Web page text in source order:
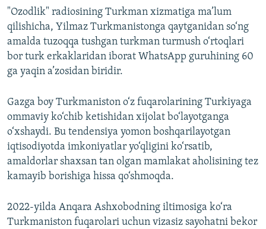
"Ozodlik" radiosining Turkman xizmatiga ma’lum
qilishicha, Yilmaz Turkmanistonga qaytganidan so‘ng
amalda tuzoqqa tushgan turkman turmush o‘rtoqlari
bor turk erkaklaridan iborat WhatsApp guruhining 60
ga yaqin a’zosidan biridir.
Gazga boy Turkmaniston o‘z fuqarolarining Turkiyaga
ommaviy ko‘chib ketishidan xijolat bo‘layotganga
o‘xshaydi. Bu tendensiya yomon boshqarilayotgan
iqtisodiyotda imkoniyatlar yo‘qligini ko‘rsatib,
amaldorlar shaxsan tan olgan mamlakat aholisining tez
kamayib borishiga hissa qo‘shmoqda.
2022-yilda Anqara Ashxobodning iltimosiga ko‘ra
Turkmaniston fuqarolari uchun vizasiz sayohatni bekor